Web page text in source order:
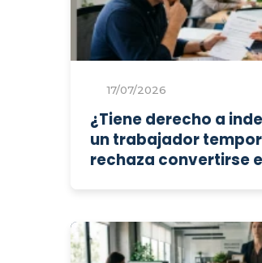
17/07/2026
¿Tiene derecho a
un trabajador
rechaza convertirse